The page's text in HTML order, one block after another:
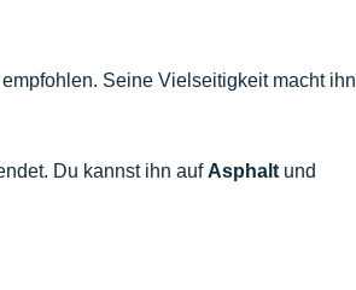
empfohlen. Seine Vielseitigkeit macht ihn
Du kannst ihn auf Asphalt und